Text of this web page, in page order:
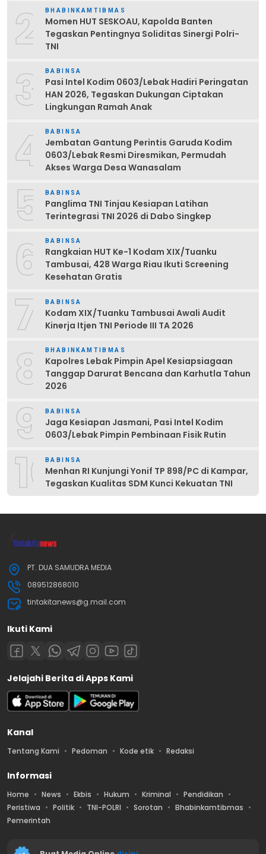
2 BHABINKAMTIBMAS
Momen HUT SESKOAU, Kapolda Banten
Tegaskan Pentingnya Soliditas Sinergi Polri-
TNI
3 BABINSA
Pasi Intel Kodim 0603/Lebak Hadiri Peringatan
HAN 2026, Tegaskan Dukungan Ciptakan
Lingkungan Ramah Anak
4 BABINSA
Jembatan Gantung Perintis Garuda Kodim
0603/Lebak Resmi Diresmikan, Permudah
Akses Warga Desa Wanasalam
5 BABINSA
Panglima TNI Tinjau Kesiapan Latihan
Terintegrasi TNI 2026 di Dabo Singkep
6 BABINSA
Rangkaian HUT Ke-1 Kodam XIX/Tuanku
Tambusai, 428 Warga Riau Ikuti Screening
Kesehatan Gratis
7 BABINSA
Kodam XIX/Tuanku Tambusai Awali Audit
Kinerja Itjen TNI Periode III TA 2026
8 BHABINKAMTIBMAS
Kapolres Lebak Pimpin Apel Kesiapsiagaan
Tanggap Darurat Bencana dan Karhutla Tahun
2026
9 BABINSA
Jaga Kesiapan Jasmani, Pasi Intel Kodim
0603/Lebak Pimpin Pembinaan Fisik Rutin
10BABINSA
Menhan RI Kunjungi Yonif TP 898/PC di Kampar,
Tegaskan Kualitas SDM Kunci Kekuatan TNI
PT. DUA SAMUDRA MEDIA
089512868010
tintakitanews@g.mail.com
Ikuti Kami
Jelajahi Berita di Apps Kami
Kanal
Tentang Kami Pedoman Kode etik Redaksi
Informasi
Home News Ekbis Hukum Kriminal
Pendidikan
Peristiwa
Politik TNI-POLRI Sorotan
Bhabinkamtibmas
Pemerintah